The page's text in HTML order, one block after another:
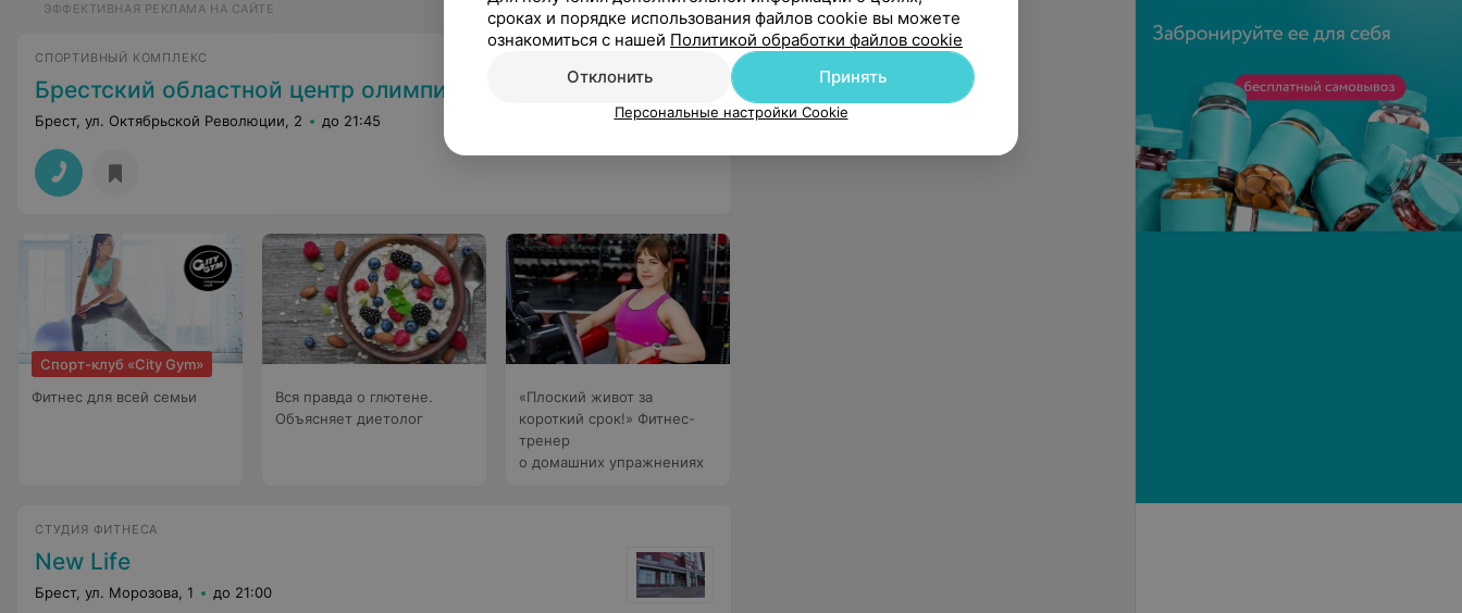
ЭФФЕКТИВНАЯ РЕКЛАМА НА САЙТЕ
СПОРТИВНЫЙ КОМПЛЕКС
Брестский областной центр олимпийского резерва по гребле
Брест, ул. Октябрьской Революции, 2 до 21:45
Спорт-клуб «City Gym»
Фитнес для всей семьи
Вся правда о глютене.
Объясняет диетолог
«Плоский живот за
короткий срок!» Фитнес-
тренер
о домашних упражнениях
СТУДИЯ ФИТНЕСА
New Life
Брест, ул. Морозова, 1 до 21:00
сроках и порядке использования файлов cookie вы можете
ознакомиться с нашей Политикой обработки файлов cookie
Отклонить
Принять
Персональные настройки Cookie